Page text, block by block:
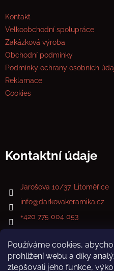
Používáme cookies,
prohlížení webu a díky
zlepšovali jeho funkce,
Kontakt
Velkoobchodní spolupráce
Zakázková výroba
Obchodní podmínky
Podmínky ochrany osobních
Reklamace
Cookies
Kontaktní údaje
Jarošova 10/37, Litoměřice
info@darkovakeramika.cz
+420 775 004 053